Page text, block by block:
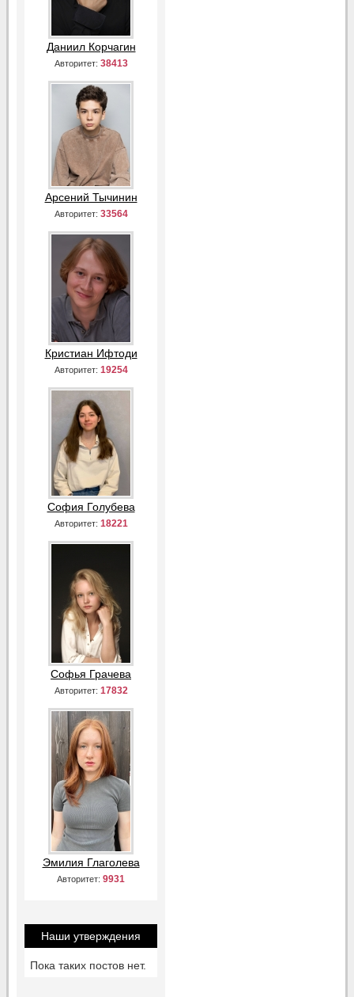
Даниил Корчагин
Авторитет: 38413
Арсений Тычинин
Авторитет: 33564
Кристиан Ифтоди
Авторитет: 19254
София Голубева
Авторитет: 18221
Софья Грачева
Авторитет: 17832
Эмилия Глаголева
Авторитет: 9931
Наши утверждения
Пока таких постов нет.